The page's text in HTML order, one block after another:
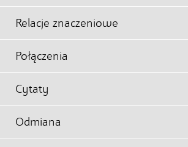
Relacje znaczeniowe
Połączenia
Cytaty
Odmiana